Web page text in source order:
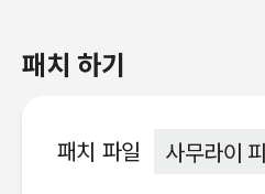
패치 하기
패치 파일